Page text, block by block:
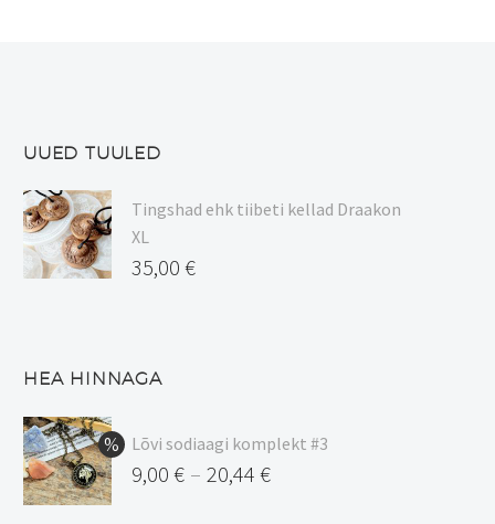
UUED TUULED
Tingshad ehk tiibeti kellad Draakon
XL
35,00 €
HEA HINNAGA
Lõvi sodiaagi komplekt #3
9,00 € – 20,44 €